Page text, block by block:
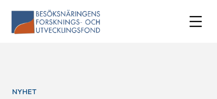
content
NYHET